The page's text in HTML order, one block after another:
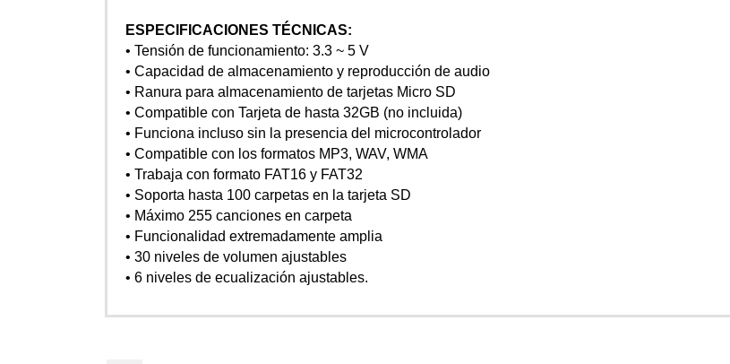
ESPECIFICACIONES TÉCNICAS:
• Tensión de funcionamiento: 3.3 ~ 5 V
• Capacidad de almacenamiento y reproducción de audio
• Ranura para almacenamiento de tarjetas Micro SD
• Compatible con Tarjeta de hasta 32GB (no incluida)
• Funciona incluso sin la presencia del microcontrolador
• Compatible con los formatos MP3, WAV, WMA
• Trabaja con formato FAT16 y FAT32
• Soporta hasta 100 carpetas en la tarjeta SD
• Máximo 255 canciones en carpeta
• Funcionalidad extremadamente amplia
• 30 niveles de volumen ajustables
• 6 niveles de ecualización ajustables.